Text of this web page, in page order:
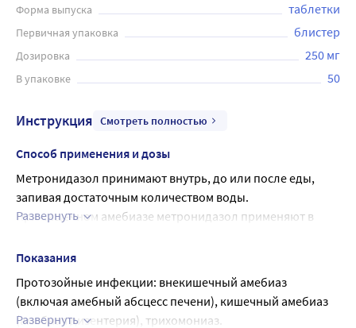
Форма выпуска таблетки
Первичная упаковка блистер
Дозировка 250 мг
В упаковке 50
Инструкция Смотреть полностью
Способ применения и дозы
Метронидазол принимают внутрь, до или после еды,
запивая достаточным количеством воды.
При кишечном амебиазе метронидазол применяют в
течение 7 дней.
При острой амебной дизентерии суточная доза
составляет 2250 мг (разделенная на 3 приема). Детям от
10 до 15 лет назначают суточную дозу 500 мг
Развернуть
Показания
Протозойные инфекции: внекишечный амебиаз
(включая амебный абсцесс печени), кишечный амебиаз
(амебная дизентерия), трихомониаз.
Развернуть